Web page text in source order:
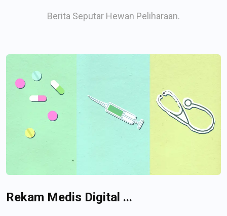
Berita Seputar Hewan Peliharaan.
Rekam Medis Digital ...